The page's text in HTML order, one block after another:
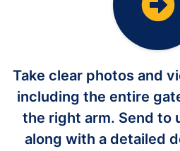
Take clear photos and
including the entire
the right arm. Send to
along with a detailed